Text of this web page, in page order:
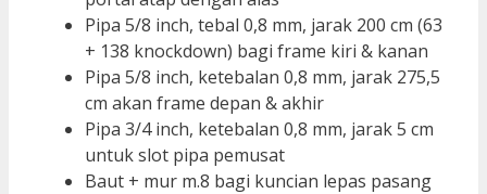
Pipa 5/8 inch, tebal 0,8 mm, jarak 200 cm (63
+ 138 knockdown) bagi frame kiri & kanan
Pipa 5/8 inch, ketebalan 0,8 mm, jarak 275,5
cm akan frame depan & akhir
Pipa 3/4 inch, ketebalan 0,8 mm, jarak 5 cm
untuk slot pipa pemusat
Baut + mur m.8 bagi kuncian lepas pasang